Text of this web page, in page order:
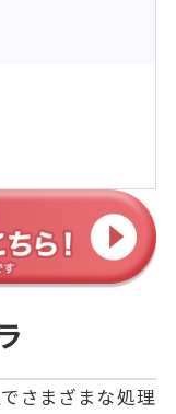
でさまざまな処理